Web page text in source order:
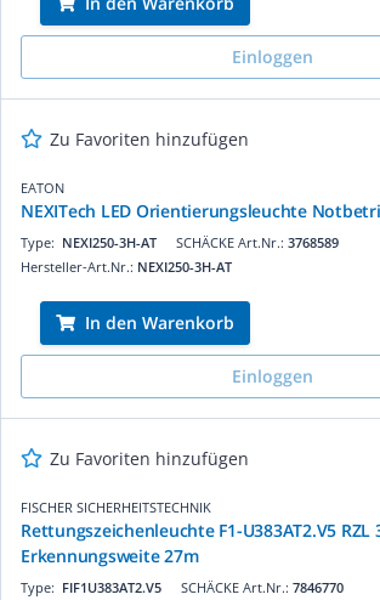
Einloggen
Zu Favoriten hinzufügen
EATON
NEXITech LED Orientierungsleuchte
SCHÄCKE Art.Nr.: 3768589
Type: NEXI250-3H-AT
Hersteller-Art.Nr.: NEXI250-3H-AT
In den Warenkorb
Einloggen
Zu Favoriten hinzufügen
FISCHER SICHERHEITSTECHNIK
Rettungszeichenleuchte F1-U383AT2.V5 RZL
Erkennungsweite 27m
SCHÄCKE Art.Nr.: 7846770
Type: FIF1U383AT2.V5